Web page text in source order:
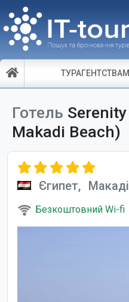
ТУРАГЕНТСТВАМ